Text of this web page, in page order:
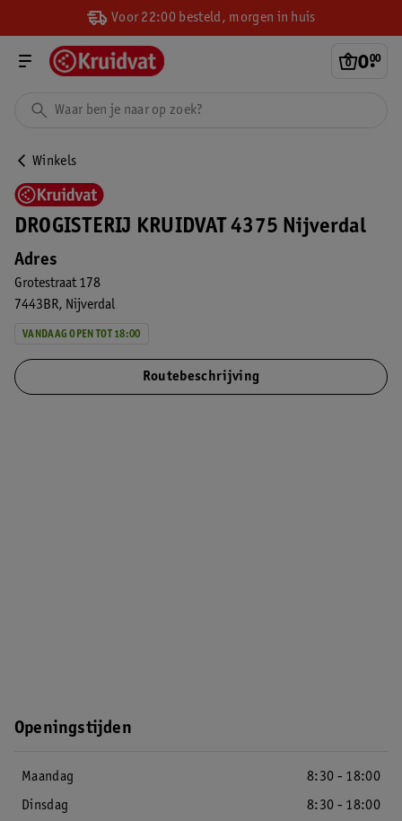
Voor 22:00 besteld, morgen in huis
0.
00
Winkels
DROGISTERIJ KRUIDVAT 4375 Nijverdal
Adres
Grotestraat 178
7443BR
Nijverdal
VANDAAG OPEN TOT 18:00
Routebeschrijving
Openingstijden
Maandag
8:30 - 18:00
Dinsdag
8:30 - 18:00